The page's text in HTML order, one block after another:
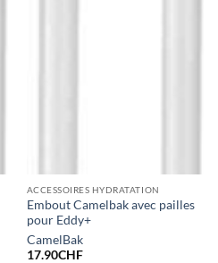
ACCESSOIRES HYDRATATION
Embout Camelbak avec pailles
pour Eddy+
CamelBak
17.90CHF